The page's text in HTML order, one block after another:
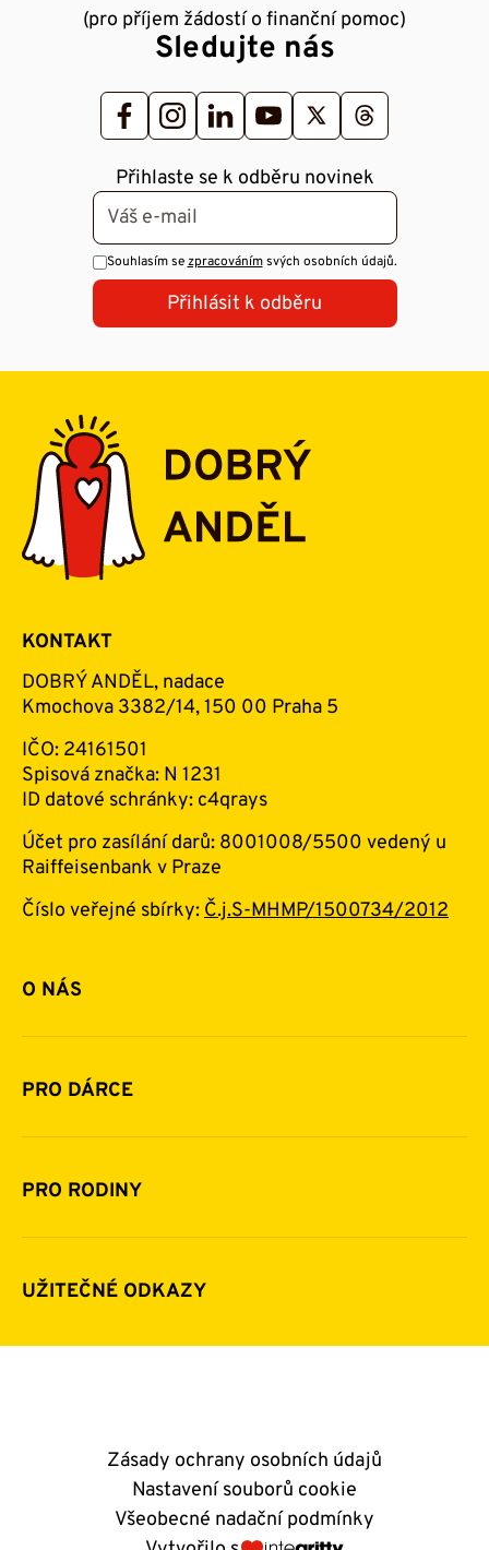
(pro příjem žádostí o finanční pomoc)
Sledujte nás
Přihlaste se k odběru novinek
Souhlasím sezpracovánímsvých osobních údajů.
Přihlásit k odběru
KONTAKT
DOBRÝ ANDĚL, nadace
Kmochova 3382/14, 150 00 Praha 5
IČO: 24161501
Spisová značka: N 1231
ID datové schránky: c4qrays
Účet pro zasílání darů: 8001008/5500 vedený u
Raiffeisenbank v Praze
Číslo veřejné sbírky: Č.j.S-MHMP/1500734/2012
O NÁS
Základní informace o nadaci
Historie a zakladatelé
Financování
Pomoc v číslech
Napsali o nás
PRO DÁRCE
Jak pomáhat
Daňová uznatelnost darů
Další možnosti pomoci
Zpravodaje
PRO RODINY
Komu a jak pomáháme
Pravidla poskytování finanční pomoci
UŽITEČNÉ ODKAZY
Kontakty
Zásady ochrany osobních údajů
Nastavení souborů cookie
Všeobecné nadační podmínky